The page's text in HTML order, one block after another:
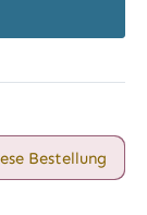
Bestellung